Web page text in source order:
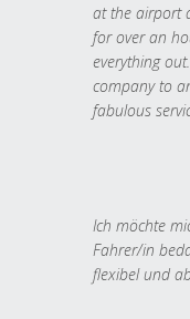
at the airport
for over an
everything
company to
fabulous
Ich möchte
Fahrer/in
flexibel und